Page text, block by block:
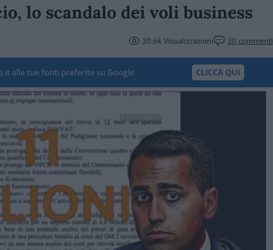
lo scandalo dei voli business
30.6kVisualizzazioni 30 commenti
alle tue fonti preferite su Google CLICCA QUI